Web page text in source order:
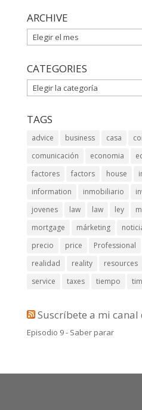
ARCHIVE
ARCHIVE
CATEGORIES
CATEGORIES
TAGS
advice business casa
comunicación
economia
factores
factors house
information
inmobiliario
jovenes
law law ley
mortgage
márketing
precio
price Professional
realidad
reality resources
service
taxes tiempo
Suscríbete a mi canal
Episodio 9 - Saber parar